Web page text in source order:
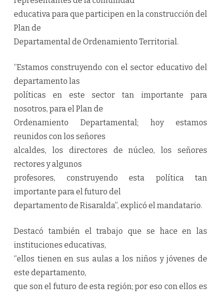
educativa para que participen en la construcción del
Plan de
Departamental de Ordenamiento Territorial.
“Estamos construyendo con el sector educativo del
departamento las
políticas en este sector tan importante para
nosotros, para el Plan de
Ordenamiento Departamental; hoy estamos
reunidos con los señores
alcaldes, los directores de núcleo, los señores
rectores y algunos
profesores, construyendo esta política tan
importante para el futuro del
departamento de Risaralda”, explicó el mandatario.
Destacó también el trabajo que se hace en las
instituciones educativas,
“ellos tienen en sus aulas a los niños y jóvenes de
este departamento,
que son el futuro de esta región; por eso con ellos es